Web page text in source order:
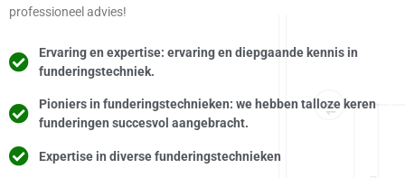
professioneel advies!
Ervaring en expertise: ervaring en diepgaande kennis in
funderingstechniek.
Pioniers in funderingstechnieken: we hebben talloze keren
funderingen succesvol aangebracht.
Expertise in diverse funderingstechnieken